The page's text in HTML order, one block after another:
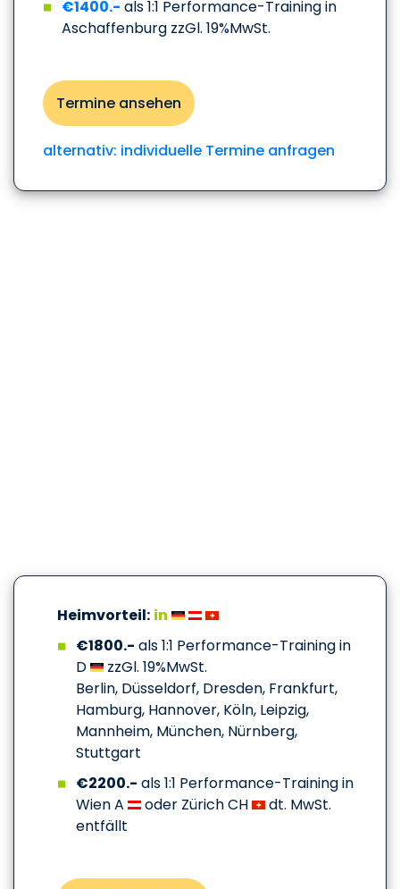
€1400.- als 1:1 Performance-Training in
Aschaffenburg zzGl. 19%MwSt.
Termine ansehen
alternativ: individuelle Termine anfragen
Heimvorteil: in
€1800.- als 1:1 Performance-Training in
D
zzGl. 19%MwSt.
Berlin, Düsseldorf, Dresden, Frankfurt,
Hamburg, Hannover, Köln, Leipzig,
Mannheim, München, Nürnberg,
Stuttgart
€2200.- als 1:1 Performance-Training in
Wien A
oder Zürich CH
dt. MwSt.
entfällt